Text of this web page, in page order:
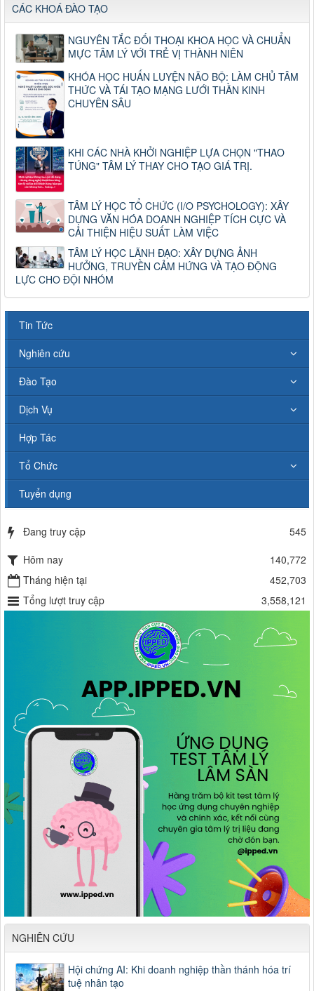
CÁC KHOÁ ĐÀO TẠO
NGUYÊN TẮC ĐỐI THOẠI KHOA HỌC VÀ CHUẨN
MỰC TÂM LÝ VỚI TRẺ VỊ THÀNH NIÊN
KHÓA HỌC HUẤN LUYỆN NÃO BỘ: LÀM CHỦ TÂM
THỨC VÀ TÁI TẠO MẠNG LƯỚI THẦN KINH
CHUYÊN SÂU
KHI CÁC NHÀ KHỞI NGHIỆP LỰA CHỌN "THAO
TÚNG" TÂM LÝ THAY CHO TẠO GIÁ TRỊ.
TÂM LÝ HỌC TỔ CHỨC (I/O PSYCHOLOGY): XÂY
DỰNG VĂN HÓA DOANH NGHIỆP TÍCH CỰC VÀ
CẢI THIỆN HIỆU SUẤT LÀM VIỆC
TÂM LÝ HỌC LÃNH ĐẠO: XÂY DỰNG ẢNH
HƯỞNG, TRUYỀN CẢM HỨNG VÀ TẠO ĐỘNG
LỰC CHO ĐỘI NHÓM
Tin Tức
Nghiên cứu
Đào Tạo
Dịch Vụ
Hợp Tác
Tổ Chức
Tuyển dụng
Đang truy cập
545
Hôm nay
140,772
Tháng hiện tại
452,703
Tổng lượt truy cập
3,558,121
NGHIÊN CỨU
Hội chứng AI: Khi doanh nghiệp thần thánh hóa trí
tuệ nhân tạo